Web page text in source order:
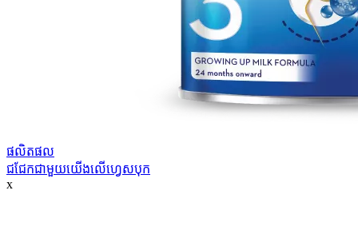
ផលិតផល
ជជែកជាមួយយើងលើហ្វេសបុក
x